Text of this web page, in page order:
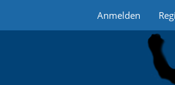
Anmelden